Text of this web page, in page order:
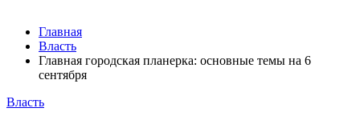
Главная
Власть
Главная городская планерка: основные темы на 6
сентября
Власть